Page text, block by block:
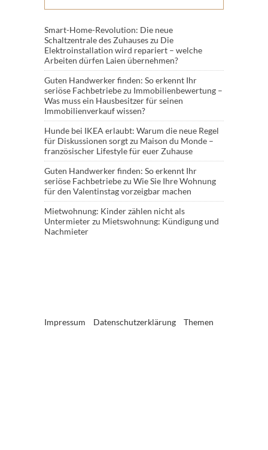
Smart-Home-Revolution: Die neue
Schaltzentrale des Zuhauseszu Die
Elektroinstallation wird repariert – welche
Arbeiten dürfen Laien übernehmen?
Guten Handwerker finden: So erkennt Ihr
seriöse Fachbetriebezu Immobilienbewertung –
Was muss ein Hausbesitzer für seinen
Immobilienverkauf wissen?
Hunde bei IKEA erlaubt: Warum die neue Regel
für Diskussionen sorgtzu Maison du Monde –
französischer Lifestyle für euer Zuhause
Guten Handwerker finden: So erkennt Ihr
seriöse Fachbetriebezu Wie Sie Ihre Wohnung
für den Valentinstag vorzeigbar machen
Mietwohnung: Kinder zählen nicht als
Untermieterzu Mietswohnung: Kündigung und
Nachmieter
Impressum Datenschutzerklärung Themen